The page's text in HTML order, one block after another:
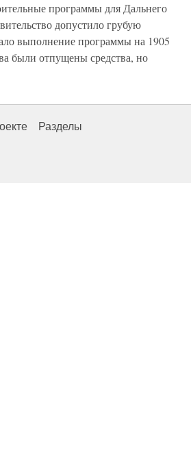
программы для Дальнего
допустило грубую
выполнение программы на 1905
были отпущены средства, но
Разделы